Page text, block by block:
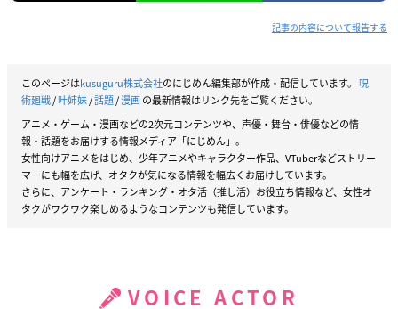
記事の内容について報告する
このページはkusuguru株式会社のにじめん編集部が作成・配信しています。 呪
術廻戦/叶姉妹/話題/漫画の最新情報はリンク先をご覧ください。
アニメ・ゲーム・漫画などの2次元コンテンツや、声優・舞台・俳優などの情
報・話題をお届けする情報メディア「にじめん」。
女性向けアニメをはじめ、少年アニメやキャラクター作品、VTuberなどストリー
マーにも幅を広げ、オタクが気になる情報を幅広くお届けしています。
さらに、アンケート・ランキング・オタ活（推し活）お役立ち情報など、女性オ
タクがワクワク楽しめるようなコンテンツも発信しています。
VOICE ACTOR